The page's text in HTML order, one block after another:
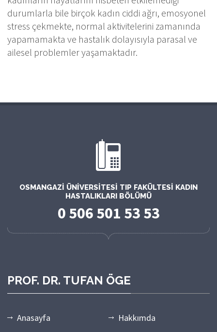
durumlarla bile birçok kadın ciddi ağrı, emosyonel
stress çekmekte, normal aktivitelerini zamanında
yapamamakta ve hastalık dolayısıyla parasal ve
ailesel problemler yaşamaktadır.
OSMANGAZI ÜNIVERSITESI TIP FAKÜLTESI KADIN
HASTALIKLARI BÖLÜMÜ
0 506 501 53 53
PROF. DR. TUFAN ÖGE
Anasayfa
Hakkımda